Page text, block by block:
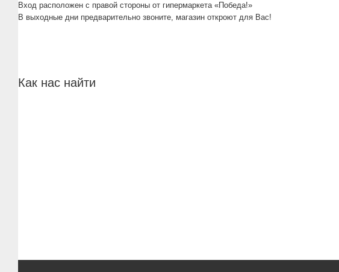
Вход расположен с правой стороны от гипермаркета «Победа!»
В выходные дни предварительно звоните, магазин откроют для Вас!
Как нас найти